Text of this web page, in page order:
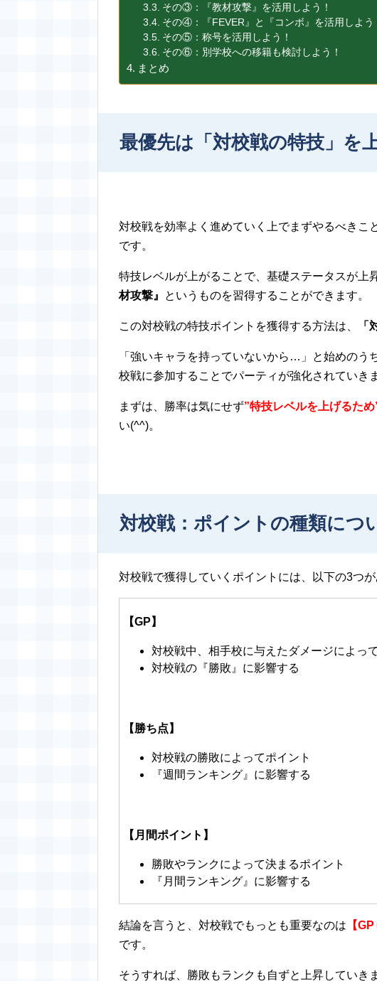
その③：『教材攻撃』を活用しよう！
その④：『FEVER』と『コンボ』を活用しよう
その⑤：称号を活用しよう！
その⑥：別学校への移籍も検討しよう！
まとめ
最優先は「対校戦の特技」を
対校戦を効率よく進めていく上でまずやるべきこ
です。
特技レベルが上がることで、基礎ステータスが上
材攻撃』
というものを習得することができます。
この対校戦の特技ポイントを獲得する方法は、 「
「強いキャラを持っていないから…」と始めの
校戦に参加することでパーティが強化されていき
まずは、勝率は気にせず”特技レベルを上げるため
い(^^)。
対校戦：ポイントの種類につ
対校戦で獲得していくポイントには、以下の3つが
【GP 】
対校戦中、相手校に与えたダメージによっ
対校戦の『勝敗』に影響する
【勝ち点】
対校戦の勝敗によってポイント
『週間ランキング』に影響する
【月間ポイント】
勝敗やランクによって決まるポイント
『月間ランキング』に影響する
結論を言うと、対校戦でもっとも重要なのは 【GP
です。
そうすれば、勝敗もランクも自ずと上昇していき